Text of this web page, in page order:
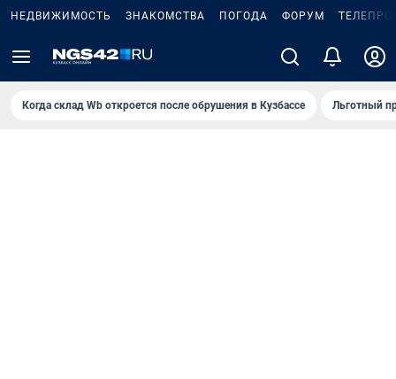
НЕДВИЖИМОСТЬ ЗНАКОМСТВА ПОГОДА ФОРУМ
Когда склад Wb откроется после обрушения в Кузбассе Льготный